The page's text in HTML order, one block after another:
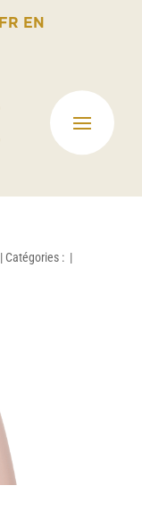
FR EN
| Catégories : |